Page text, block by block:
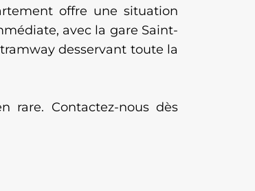
offre une situation
avec la gare Saint-
desservant toute la
rare. Contactez-nous dès